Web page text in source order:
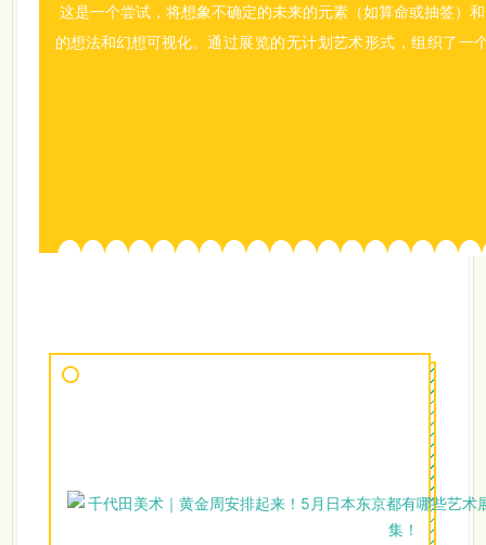
这是一个尝试，将想象不确定的未来的元素（如算命或抽签）
的想法和幻想可视化。通过展览的无计划艺术形式，组织了一